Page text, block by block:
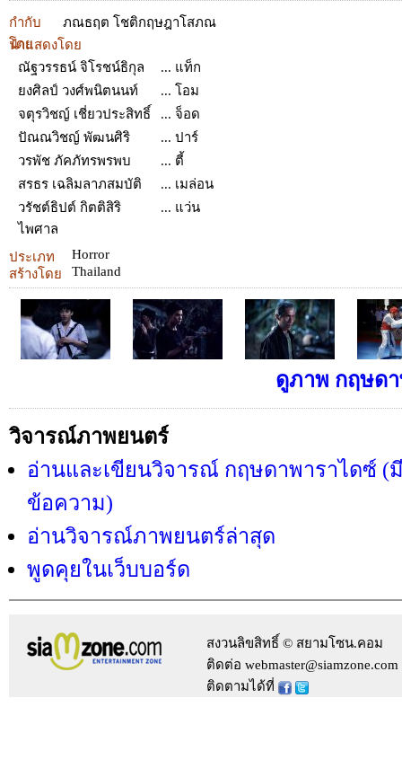
กำกับ
โดย
ภณธฤต โชติกฤษฎาโสภณ
นำแสดงโดย
ณัฐวรรธน์ จิโรชน์ธิกุล
... แท็ก
ยงศิลป์ วงศ์พนิตนนท์
... โอม
จตุรวิชญ์ เชี่ยวประสิทธิ์
... จ็อด
ปัณณวิชญ์ พัฒนศิริ
... ปาร์
วรพัช ภัคภัทรพรพบ
... ตี้
สรธร เฉลิมลาภสมบัติ
... เมล่อน
วรัชต์ธิปต์ กิตติสิริ
ไพศาล
... แว่น
ประเภท
Horror
สร้างโดย
Thailand
ดูภาพ กฤษดา
วิจารณ์ภาพยนตร์
อ่านและเขียนวิจารณ์ กฤษดาพาราไดซ์ (
ข้อความ)
อ่านวิจารณ์ภาพยนตร์ล่าสุด
พูดคุยในเว็บบอร์ด
สงวนลิขสิทธิ์ © สยามโซน.คอม
ติดต่อ webmaster@siamzone.com
ติดตามได้ที่